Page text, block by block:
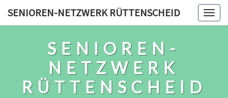
SENIOREN-NETZWERK RÜTTENSCHEID
SENIOREN-
NETZWERK
RÜTTENSCHEID